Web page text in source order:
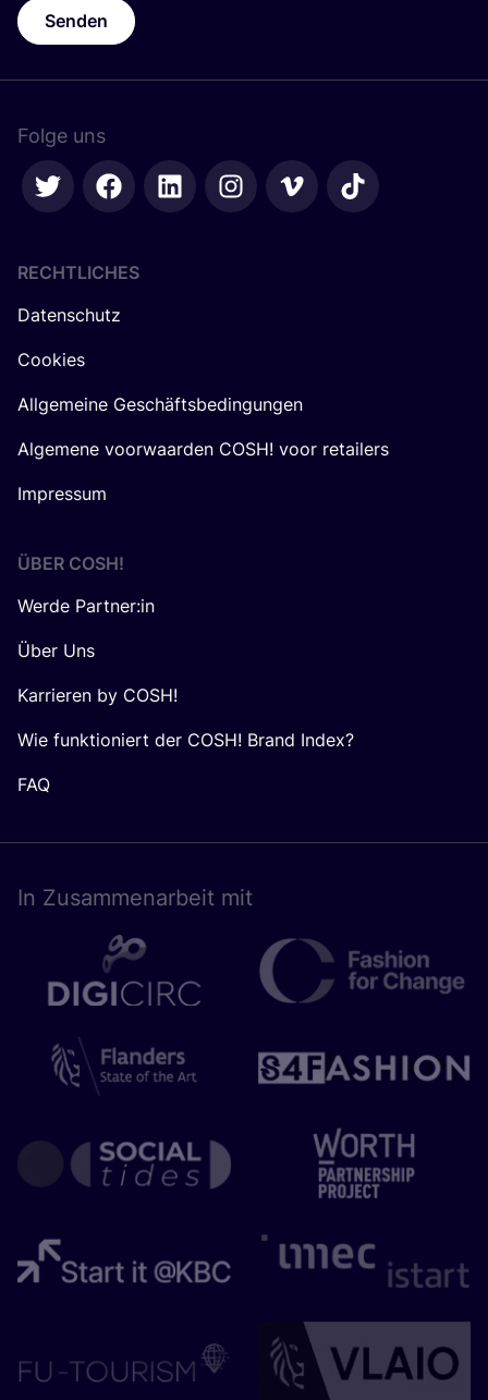
Senden
Folge uns
RECHTLICHES
Datenschutz
Cookies
Allgemeine Geschäftsbedingungen
Algemene voorwaarden COSH! voor retailers
Impressum
ÜBER COSH!
Werde Partner:in
Über Uns
Karrieren by COSH!
Wie funktioniert der COSH! Brand Index?
FAQ
In Zusam­men­ar­beit mit